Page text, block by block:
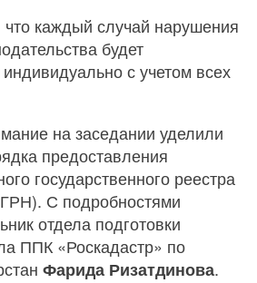
каждый случай нарушения
будет
с учетом всех
на заседании уделили
предоставления
государственного реестра
С подробностями
отдела подготовки
ППК «Роскадастр» по
Фарида Ризатдинова.